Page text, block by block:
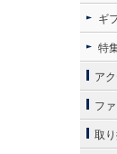
ギ
特
ア
フ
取